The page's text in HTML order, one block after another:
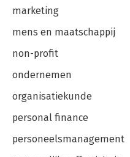
marketing
mens en maatschappij
non-profit
ondernemen
organisatiekunde
personal finance
personeelsmanagement